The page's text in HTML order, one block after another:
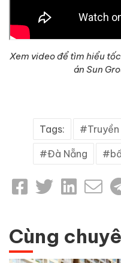
Xem video để tìm hiểu
án Sun
Tags:
Đà Nẵng
Cùng